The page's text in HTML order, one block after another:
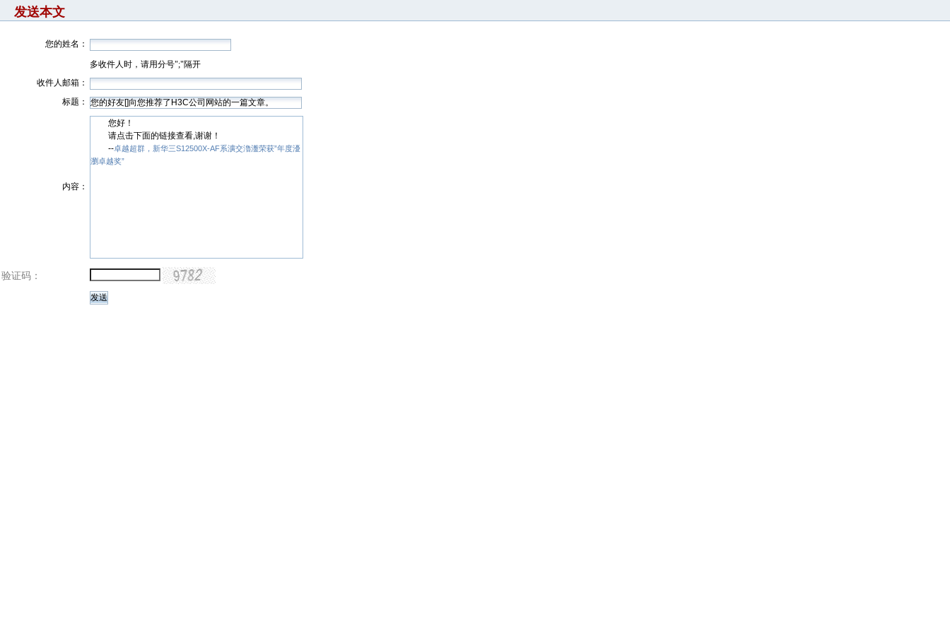
发送本文
您的姓名：
多收件人时，请用分号";"隔开
收件人邮箱：
标题：
内容：
您好！
请点击下面的链接查看,谢谢！
--卓越超群，新华三S12500X-AF系瀇交瀂瀊荣获”年度瀀
瀏卓越奖”
验证码：